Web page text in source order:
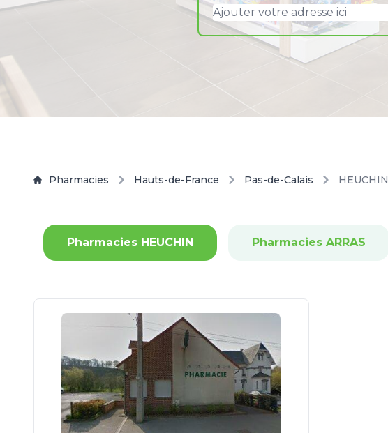
Pharmacies Hauts-de-France Pas-de-Calais HEUCHIN
Pharmacies HEUCHIN Pharmacies ARRAS